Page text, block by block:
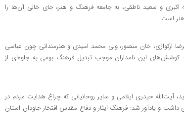
و سعید ناطقی، به جامعه فرهنگ و هنر، جای خالی آن‌ها را
هنر است.
ارکوازی، خان منصور، ولی محمد امیدی و هنرمندانی چون عباسی
این نامداران موجب تبدیل فرهنگ بومی به جلوه‌ای از
حیدری ایلامی و سایر روحانیانی که چراغ هدایت مردم در
داشت و یادآور شد: فرهنگ ایثار و دفاع مقدس افتخار جاودان استان